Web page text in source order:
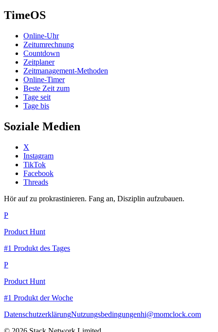
TimeOS
Online-Uhr
Zeitumrechnung
Countdown
Zeitplaner
Zeitmanagement-Methoden
Online-Timer
Beste Zeit zum
Tage seit
Tage bis
Soziale Medien
X
Instagram
TikTok
Facebook
Threads
Hör auf zu prokrastinieren. Fang an, Disziplin aufzubauen.
P
Product Hunt
#1 Produkt des Tages
P
Product Hunt
#1 Produkt der Woche
DatenschutzerklärungNutzungsbedingungenhi@momclock.com